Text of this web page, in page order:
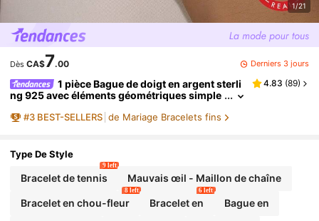
1/21
Dès CA$7.00 Derniers 3 jours
1 pièce Bague de doigt en argent sterli
ng 925 avec éléments géométriques simple
vient aux femmes pour un usage quotidien, les r
4.83 (89)
#3 BEST-SELLERS de Mariage Bracelets fins
Type De Style
Bracelet de tennis
9 left
Mauvais œil - Maillon de chaîne
Bracelet en chou-fleur
8 left
Bracelet en
6 left
Bague en